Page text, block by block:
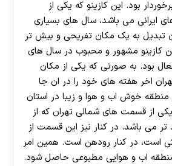
بود. این کازینو که یکی از
ایرانی می باشد، سال های بسیاری
تبدیل به یک مکان تفریحی و بیش تر
کازینو مشهور و محبوب در سال های
بود. به صورتی که یکی از مکان
اخر هفته های خود را در ان جا
خوش اب و هوا و زیبا در استان
از قسمت های شمالی تهران که از
می باشد. در کنار نیز این قسمت از
است، در کنار رودهن است. همین امر
اب و هوایی مطبوعی حاصل شود.